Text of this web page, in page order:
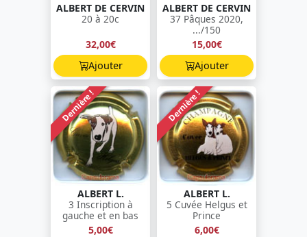
ALBERT DE CERVIN
20 à 20c
32,00€
Ajouter
ALBERT DE CERVIN
37 Pâques 2020,
.../150
15,00€
Ajouter
Dernière !
ALBERT L.
3 Inscription à
gauche et en bas
5,00€
Dernière !
ALBERT L.
5 Cuvée Helgus et
Prince
6,00€